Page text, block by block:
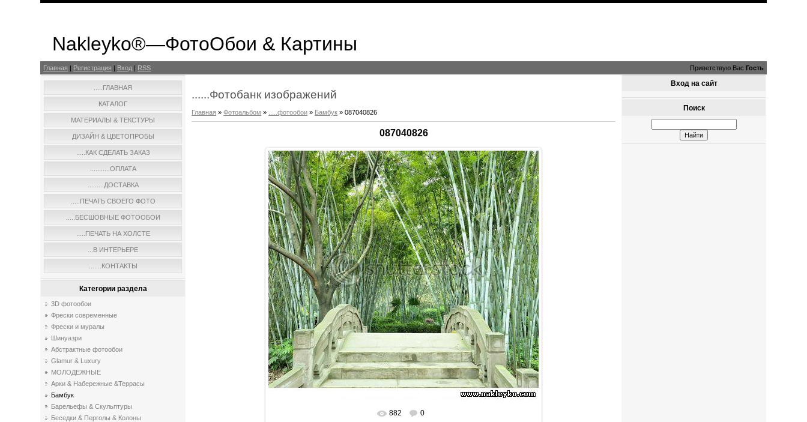
Nakleyko®—ФотоОбои & Картины
Главная | Регистрация | Вход | RSS Приветствую Вас Гость
.....ГЛАВНАЯ
КАТАЛОГ
МАТЕРИАЛЫ & ТЕКСТУРЫ
ДИЗАЙН & ЦВЕТОПРОБЫ
.....КАК СДЕЛАТЬ ЗАКАЗ
...........ОПЛАТА
.........ДОСТАВКА
.....ПЕЧАТЬ СВОЕГО ФОТО
.....БЕСШОВНЫЕ ФОТООБОИ
.....ПЕЧАТЬ НА ХОЛСТЕ
...В ИНТЕРЬЕРЕ
.......КОНТАКТЫ
Категории раздела
3D фотообои
Фрески современные
Фрески и муралы
Шинуазри
Абстрактные фотообои
Glamur & Luxury
МОЛОДЕЖНЫЕ
Арки & Набережные &Террасы
Бамбук
Барельефы & Скульптуры
Беседки & Перголы & Колоны
......Фотобанк изображений
Главная »Фотоальбом » .....фотообои » Бамбук » 087040826
087040826
882 0
Вход на сайт
Поиск